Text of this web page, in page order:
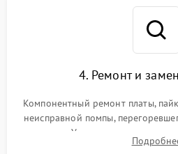
4. Ремонт и
Компонентный ремонт платы,
неисправной помпы,
жерновов. Установка новых
ring) и тефлоновых трубок для